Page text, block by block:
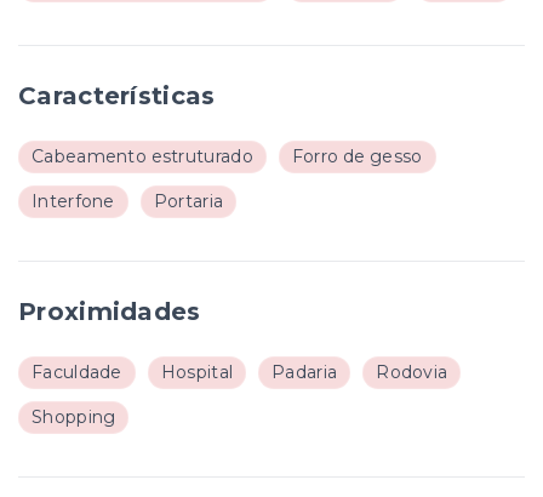
Características
Cabeamento estruturado Forro de gesso
Interfone Portaria
Proximidades
Faculdade Hospital Padaria Rodovia
Shopping